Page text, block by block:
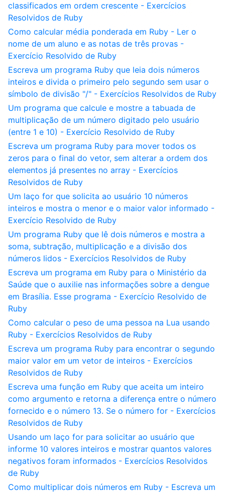
classificados em ordem crescente - Exercícios
Resolvidos de Ruby
Como calcular média ponderada em Ruby - Ler o
nome de um aluno e as notas de três provas -
Exercício Resolvido de Ruby
Escreva um programa Ruby que leia dois números
inteiros e divida o primeiro pelo segundo sem usar o
símbolo de divisão "/" - Exercícios Resolvidos de Ruby
Um programa que calcule e mostre a tabuada de
multiplicação de um número digitado pelo usuário
(entre 1 e 10) - Exercício Resolvido de Ruby
Escreva um programa Ruby para mover todos os
zeros para o final do vetor, sem alterar a ordem dos
elementos já presentes no array - Exercícios
Resolvidos de Ruby
Um laço for que solicita ao usuário 10 números
inteiros e mostra o menor e o maior valor informado -
Exercício Resolvido de Ruby
Um programa Ruby que lê dois números e mostra a
soma, subtração, multiplicação e a divisão dos
números lidos - Exercícios Resolvidos de Ruby
Escreva um programa em Ruby para o Ministério da
Saúde que o auxilie nas informações sobre a dengue
em Brasília. Esse programa - Exercício Resolvido de
Ruby
Como calcular o peso de uma pessoa na Lua usando
Ruby - Exercícios Resolvidos de Ruby
Escreva um programa Ruby para encontrar o segundo
maior valor em um vetor de inteiros - Exercícios
Resolvidos de Ruby
Escreva uma função em Ruby que aceita um inteiro
como argumento e retorna a diferença entre o número
fornecido e o número 13. Se o número for - Exercícios
Resolvidos de Ruby
Usando um laço for para solicitar ao usuário que
informe 10 valores inteiros e mostrar quantos valores
negativos foram informados - Exercícios Resolvidos
de Ruby
Como multiplicar dois números em Ruby - Escreva um